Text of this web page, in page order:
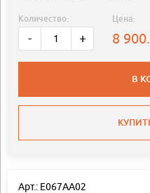
Количество:
- +
Цена:
8
В
Арт.: E067AA02